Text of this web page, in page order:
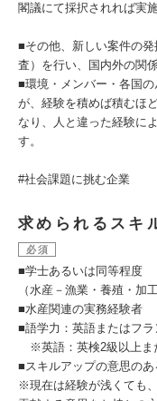
閣議にて採択されれば実
■その他、新しい案件の
査）を行い、国内外の関
■環境・メンバー・各国
が、経験を積めば積むほ
なり、人と違った経験に
す。
#社会課題に挑む企業
求められるスキ
必須
■学士あるいは同等程度
（水産－漁業・養殖・加
■水産関連の実務経験者
■語学力：英語またはフラ
※英語：英検2級以上ま
■スキルアップの意思のあ
※現在は経験が浅くても